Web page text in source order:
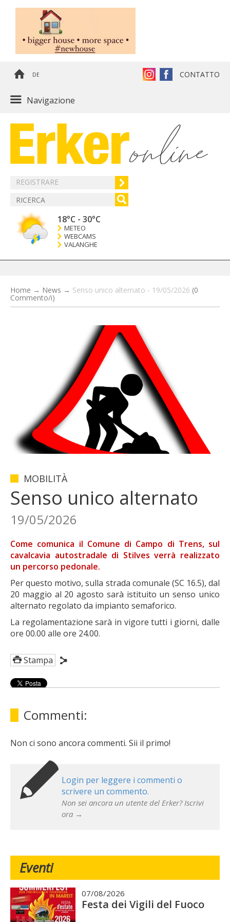
DE CONTATTO
Navigazione
REGISTRARE
18°C - 30°C
METEO
WEBCAMS
VALANGHE
Home → News → Senso unico alternato - 19/05/2026 (0
Commento/i)
MOBILITÀ
Senso unico alternato
19/05/2026
Come comunica il Comune di Campo di Trens, sul
cavalcavia autostradale di Stilves verrà realizzato
un percorso pedonale.
Per questo motivo, sulla strada comunale (SC 16.5), dal
20 maggio al 20 agosto sarà istituito un senso unico
alternato regolato da impianto semaforico.
La regolamentazione sarà in vigore tutti i giorni, dalle
ore 00.00 alle ore 24.00.
Stampa
Commenti:
Non ci sono ancora commenti. Sii il primo!
Login per leggere i commenti o
scrivere un commento.
Non sei ancora un utente del Erker? Iscrivi
ora →
Eventi
07/08/2026
Festa dei Vigili del Fuoco